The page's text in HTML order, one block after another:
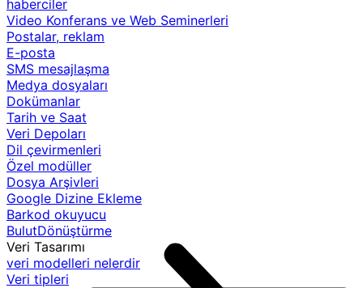
haberciler
Video Konferans ve Web Seminerleri
Postalar, reklam
E-posta
SMS mesajlaşma
Medya dosyaları
Dokümanlar
Tarih ve Saat
Veri Depoları
Dil çevirmenleri
Özel modüller
Dosya Arşivleri
Google Dizine Ekleme
Barkod okuyucu
BulutDönüştürme
Veri Tasarımı
veri modelleri nelerdir
Veri tipleri